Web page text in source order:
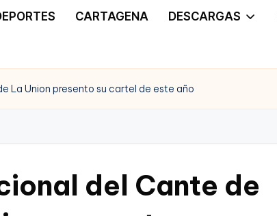
CARTAGENA DESCARGAS
La Union presento su cartel de este año
del Cante de